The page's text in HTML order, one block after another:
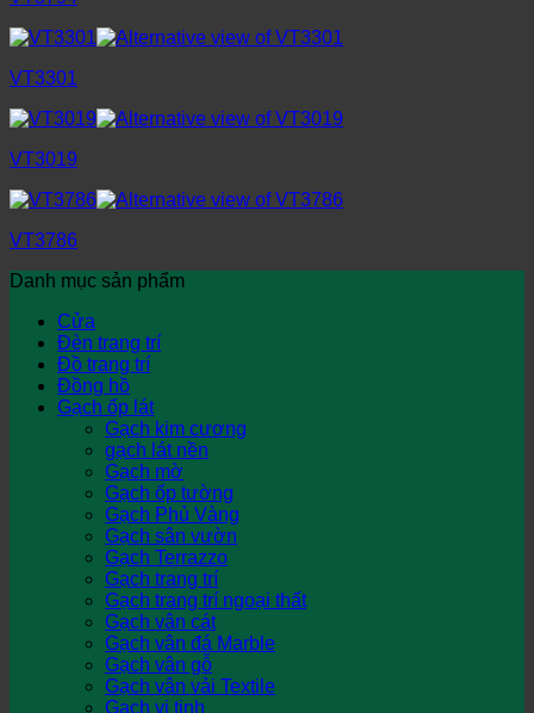
VT3301
VT3019
VT3786
Danh mục sản phẩm
Cửa
Đèn trang trí
Đồ trang trí
Đồng hồ
Gạch ốp lát
Gạch kim cương
gạch lát nền
Gạch mờ
Gạch ốp tường
Gạch Phủ Vàng
Gạch sân vườn
Gạch Terrazzo
Gạch trang trí
Gạch trang trí ngoại thất
Gạch vân cát
Gạch vân đá Marble
Gạch vân gỗ
Gạch vân vải Textile
Gạch vi tinh